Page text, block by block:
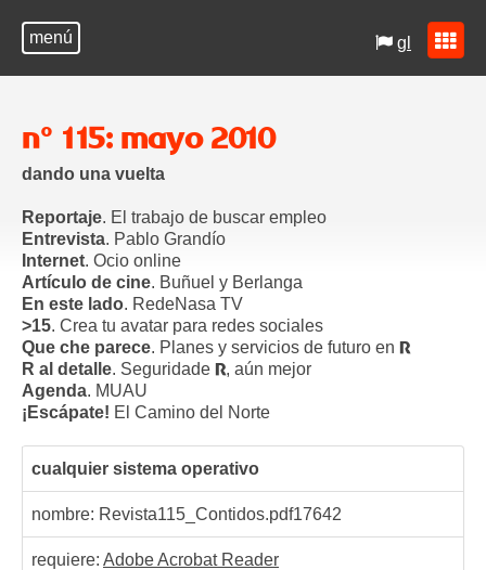
menú gl
nº 115: mayo 2010
dando una vuelta
Reportaje. El trabajo de buscar empleo
Entrevista. Pablo Grandío
Internet. Ocio online
Artículo de cine. Buñuel y Berlanga
En este lado. RedeNasa TV
>15. Crea tu avatar para redes sociales
Que che parece. Planes y servicios de futuro en R
R al detalle. Seguridade R, aún mejor
Agenda. MUAU
¡Escápate! El Camino del Norte
cualquier sistema operativo
nombre: Revista115_Contidos.pdf17642
requiere: Adobe Acrobat Reader